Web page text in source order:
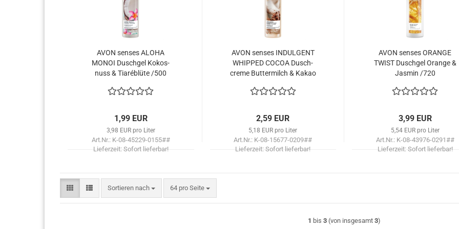
AVON sen­ses ALOHA
MONOI Dusch­gel Ko­kos­
nuss & Tiaréblüte /500
1,99 EUR
3,98 EUR pro Liter
Art.Nr.: K-08-45229-0155##
Lieferzeit: Sofort lieferbar!
AVON sen­ses IN­DUL­GENT
WHIP­PED COCOA Dusch­
creme But­ter­milch & Kakao
2,59 EUR
5,18 EUR pro Liter
Art.Nr.: K-08-15677-0209##
Lieferzeit:Sofort lieferbar!
AVON sen­ses ORAN­GE
TWIST Dusch­gel Oran­ge &
Jas­min /720
3,99 EUR
5,54 EUR pro Liter
Art.Nr.: K-08-43976-0291##
Lieferzeit: Sofort lieferbar!
Sortieren nach
Sortieren nach 64 pro Seite
pro Seite
1 bis 3 (von insgesamt 3)